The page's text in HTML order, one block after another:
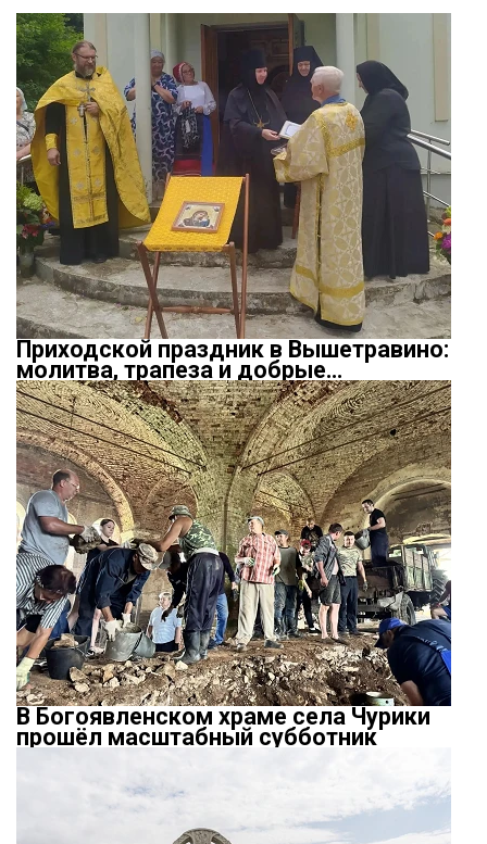
Приходской праздник в Вышетравино:
молитва, трапеза и добрые…
В Богоявленском храме села Чурики
прошёл масштабный субботник